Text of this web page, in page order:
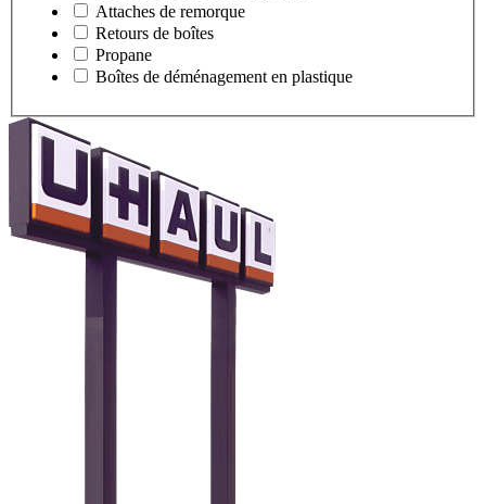
Attaches de remorque
Retours de boîtes
Propane
Boîtes de déménagement en plastique